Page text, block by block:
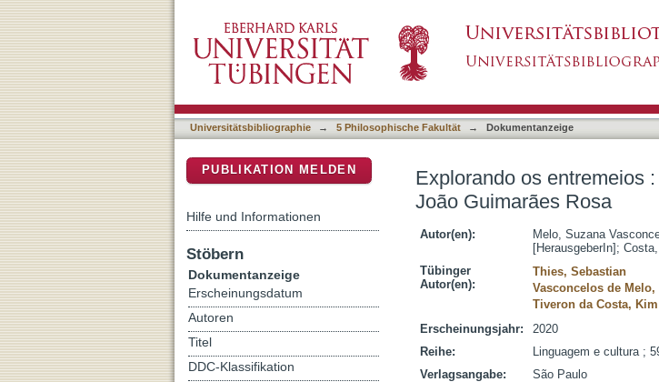
Universitätsbibliographie → 5 Philosophische Fakultät → Dokumentanzeige
Explorando os entremeios
João Guimarães Rosa
Autor(en): Melo, Suzana
[HerausgeberIn] ;
Tübinger
Autor(en):
Thies, Sebastian
Vasconcelos de Melo,
Tiveron da Costa, Kim
Erscheinungsjahr:
2020
Reihe:
Linguagem e cultura ;
Verlagsangabe:
São Paulo
PUBLIKATION MELDEN
Hilfe und Informationen
Stöbern
Dokumentanzeige
Erscheinungsdatum
Autoren
Titel
DDC-Klassifikation